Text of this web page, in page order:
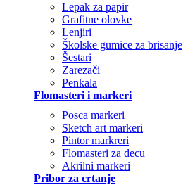
Lepak za papir
Grafitne olovke
Lenjiri
Školske gumice za brisanje
Šestari
Zarezači
Penkala
Flomasteri i markeri
Posca markeri
Sketch art markeri
Pintor markreri
Flomasteri za decu
Akrilni markeri
Pribor za crtanje